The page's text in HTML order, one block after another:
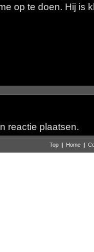
op te doen. Hij is
reactie plaatsen.
Top | Home |